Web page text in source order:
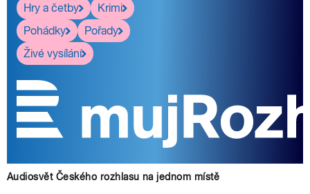
Hry a četby
Krimi
Pohádky
Pořady
Živé vysílání
Audiosvět Českého rozhlasu na jednom místě